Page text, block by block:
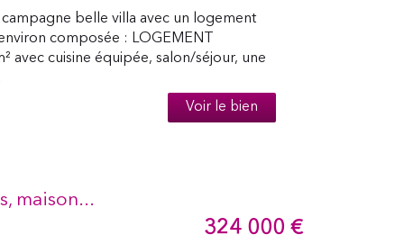
campagne belle villa avec un logement
composée : LOGEMENT
avec cuisine équipée, salon/séjour, une
Voir le bien
maison...
324 000 €